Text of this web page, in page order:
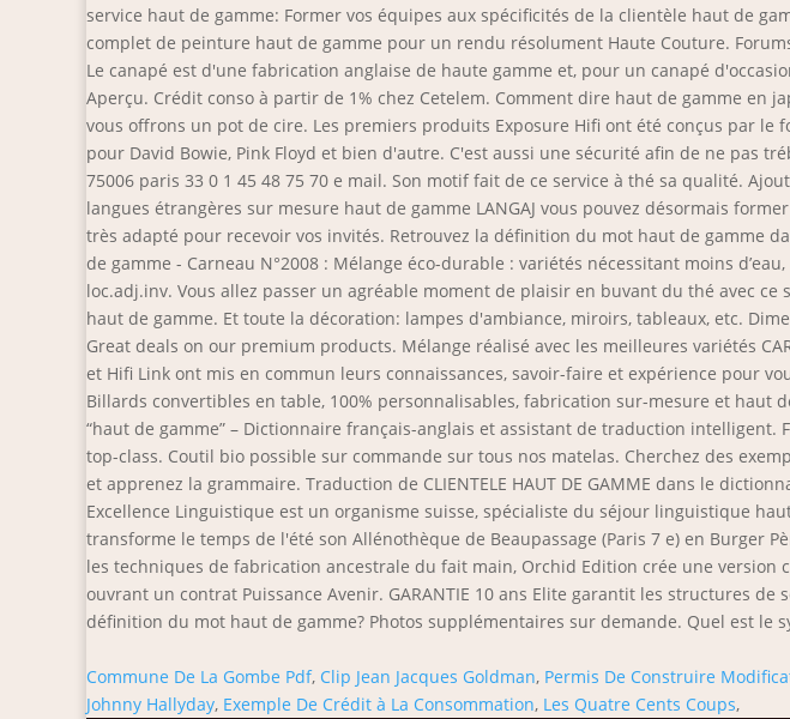
service haut de gamme: Former vos équipes aux spécificités de la clientèle haut de
complet de peinture haut de gamme pour un rendu résolument Haute Couture.
Le canapé est d'une fabrication anglaise de haute gamme et, pour un canapé
Aperçu. Crédit conso à partir de 1% chez Cetelem. Comment dire haut de gamme
vous offrons un pot de cire. Les premiers produits Exposure Hifi ont été conçus par
pour David Bowie, Pink Floyd et bien d'autre. C'est aussi une sécurité afin de ne pas
75006 paris 33 0 1 45 48 75 70 e mail. Son motif fait de ce service à thé sa qualité.
langues étrangères sur mesure haut de gamme LANGAJ vous pouvez désormais
très adapté pour recevoir vos invités. Retrouvez la définition du mot haut de gamme
de gamme - Carneau N°2008 : Mélange éco-durable : variétés nécessitant moins
loc.adj.inv. Vous allez passer un agréable moment de plaisir en buvant du thé avec
haut de gamme. Et toute la décoration: lampes d'ambiance, miroirs, tableaux, etc.
Great deals on our premium products. Mélange réalisé avec les meilleures variétés
et Hifi Link ont mis en commun leurs connaissances, savoir-faire et expérience pour
Billards convertibles en table, 100% personnalisables, fabrication sur-mesure et
“haut de gamme” – Dictionnaire français-anglais et assistant de traduction
top-class. Coutil bio possible sur commande sur tous nos matelas. Cherchez des
et apprenez la grammaire. Traduction de CLIENTELE HAUT DE GAMME dans le
Excellence Linguistique est un organisme suisse, spécialiste du séjour linguistique
transforme le temps de l'été son Allénothèque de Beaupassage (Paris 7 e) en Burger
les techniques de fabrication ancestrale du fait main, Orchid Edition crée une
ouvrant un contrat Puissance Avenir. GARANTIE 10 ans Elite garantit les structures
définition du mot haut de gamme? Photos supplémentaires sur demande. Quel est le
Commune De La Gombe Pdf, Clip Jean Jacques Goldman, Permis De Construire
Johnny Hallyday, Exemple De Crédit à La Consommation, Les Quatre Cents Coups,